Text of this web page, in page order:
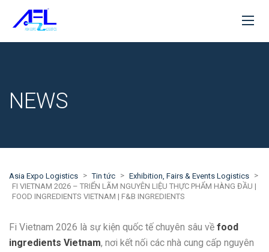
NEWS
Asia Expo Logistics > Tin tức > Exhibition, Fairs & Events Logistics >
FI VIETNAM 2026 – TRIỂN LÃM NGUYÊN LIỆU THỰC PHẨM HÀNG ĐẦU |
FOOD INGREDIENTS VIETNAM | F&B INGREDIENTS
Fi Vietnam 2026 là sự kiện quốc tế chuyên sâu về food
ingredients Vietnam, nơi kết nối các nhà cung cấp nguyên